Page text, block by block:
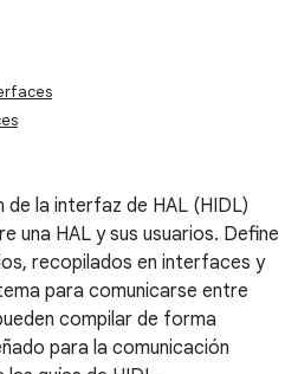
de la interfaz de HAL (HIDL)
una HAL y sus usuarios. Define
recopilados en interfaces y
para comunicarse entre
compilar de forma
para la comunicación